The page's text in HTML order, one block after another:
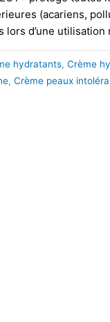
(acariens,
lors d’une utilisation
hydratants, Crème
, Crème peaux